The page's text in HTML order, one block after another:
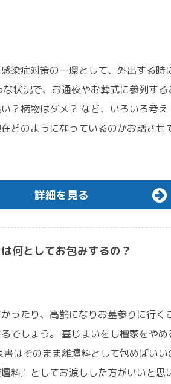
染症対策の一環として、外出する
な状況で、お通夜やお葬式に参列す
？柄物はダメ？ など、いろいろ考
どのようになっているのかお話さ
詳細を見る
何としてお包みするの？
ったり、高齢になりお墓参りに行
でしょう。 墓じまいをし檀家をや
書はそのまま離壇料として包めばい
料』としてお渡しした方がいいと